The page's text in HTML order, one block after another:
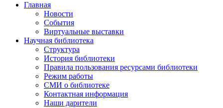
Главная
Новости
События
Виртуальные выставки
Научная библиотека
Структура
История библиотеки
Правила пользования ресурсами библиотеки
Режим работы
СМИ о библиотеке
Контактная информация
Наши дарители